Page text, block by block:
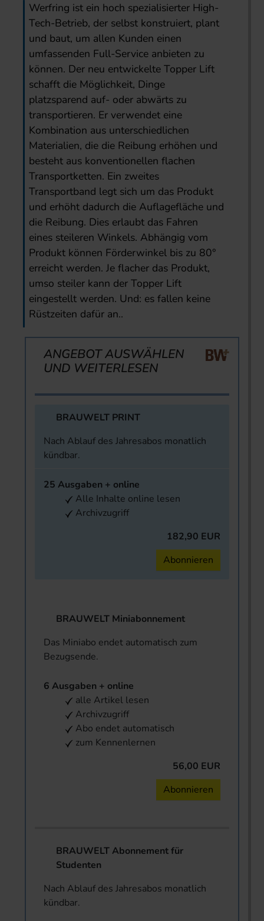
Werfring ist ein hoch spezialisierter High-
Tech-Betrieb, der selbst konstruiert, plant
und baut, um allen Kunden einen
umfassenden Full-Service anbieten zu
können. Der neu entwickelte Topper Lift
schafft die Möglichkeit, Dinge
platzsparend auf- oder abwärts zu
transportieren. Er verwendet eine
Kombination aus unterschiedlichen
Materialien, die die Reibung erhöhen und
besteht aus konventionellen flachen
Transportketten. Ein zweites
Transportband legt sich um das Produkt
und erhöht dadurch die Auflagefläche und
die Reibung. Dies erlaubt das Fahren
eines steileren Winkels. Abhängig vom
Produkt können Förderwinkel bis zu 80°
erreicht werden. Je flacher das Produkt,
umso steiler kann der Topper Lift
eingestellt werden. Und: es fallen keine
Rüstzeiten dafür an..
ANGEBOT AUSWÄHLEN
UND WEITERLESEN
BRAUWELT PRINT
Nach Ablauf des Jahresabos monatlich
kündbar.
25 Ausgaben + online
Alle Inhalte online lesen
Archivzugriff
182,90 EUR
Abonnieren
BRAUWELT Miniabonnement
Das Miniabo endet automatisch zum
Bezugsende.
6 Ausgaben + online
alle Artikel lesen
Archivzugriff
Abo endet automatisch
zum Kennenlernen
56,00 EUR
Abonnieren
BRAUWELT Abonnement für
Studenten
Nach Ablauf des Jahresabos monatlich
kündbar.